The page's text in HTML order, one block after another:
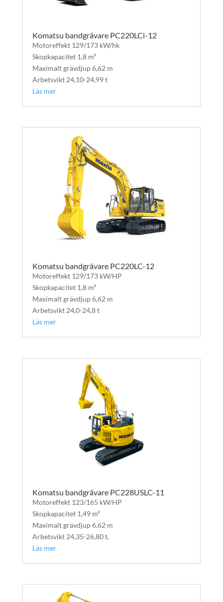
Komatsu bandgrävare PC220LCi-12
Motoreffekt 129/173 kW/hk
Skopkapacitet 1,8 m³
Maximalt grävdjup 6,62 m
Arbetsvikt 24,10-24,99 t
Läs mer
Komatsu bandgrävare PC220LC-12
Motoreffekt 129/173 kW/HP
Skopkapacitet 1,8 m³
Maximalt grävdjup 6,62 m
Arbetsvikt 24,0-24,8 t
Läs mer
Komatsu bandgrävare PC228USLC-11
Motoreffekt 123/165 kW/HP
Skopkapacitet 1,49 m³
Maximalt grävdjup 6,62 m
Arbetsvikt 24,35-26,80 t.
Läs mer